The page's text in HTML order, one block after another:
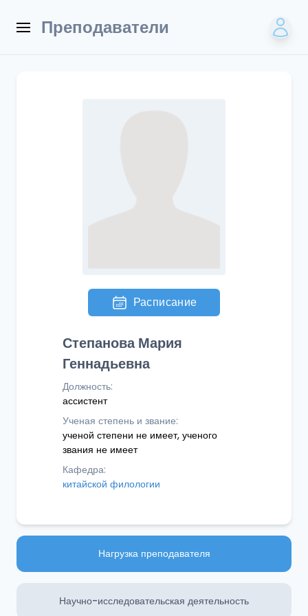
Преподаватели
Расписание
Степанова Мария
Геннадьевна
Должность:
ассистент
Ученая степень и звание:
ученой степени не имеет, ученого
звания не имеет
Кафедра:
китайской филологии
Нагрузка преподавателя
Научно-исследовательская деятельность